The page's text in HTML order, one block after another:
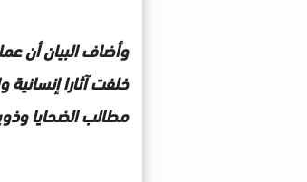
خلفت آثارا
مطالب الضحايا